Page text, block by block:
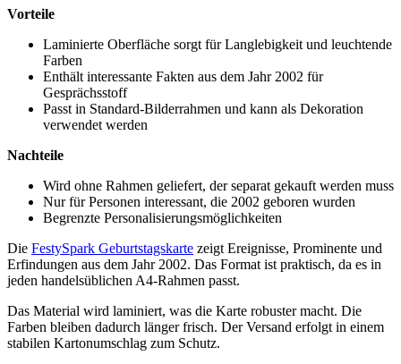
Vorteile
Laminierte Oberfläche sorgt für Langlebigkeit und leuchtende
Farben
Enthält interessante Fakten aus dem Jahr 2002 für
Gesprächsstoff
Passt in Standard-Bilderrahmen und kann als Dekoration
verwendet werden
Nachteile
Wird ohne Rahmen geliefert, der separat gekauft werden muss
Nur für Personen interessant, die 2002 geboren wurden
Begrenzte Personalisierungsmöglichkeiten
Die FestySpark Geburtstagskarte zeigt Ereignisse, Prominente und
Erfindungen aus dem Jahr 2002. Das Format ist praktisch, da es in
jeden handelsüblichen A4-Rahmen passt.
Das Material wird laminiert, was die Karte robuster macht. Die
Farben bleiben dadurch länger frisch. Der Versand erfolgt in einem
stabilen Kartonumschlag zum Schutz.